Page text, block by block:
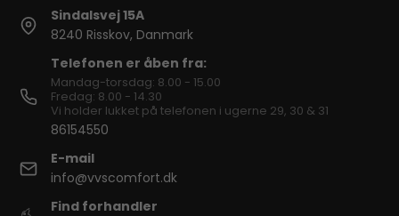
Sindalsvej 15A
8240 Risskov, Danmark
Telefonen er åben fra:
Mandag-torsdag: 8.00 - 15.00
Fredag: 8.00 - 14.30
Vi holder lukket på telefonen i ugerne 29, 30 & 31
86154550
E-mail
info@vvscomfort.dk
Find forhandler